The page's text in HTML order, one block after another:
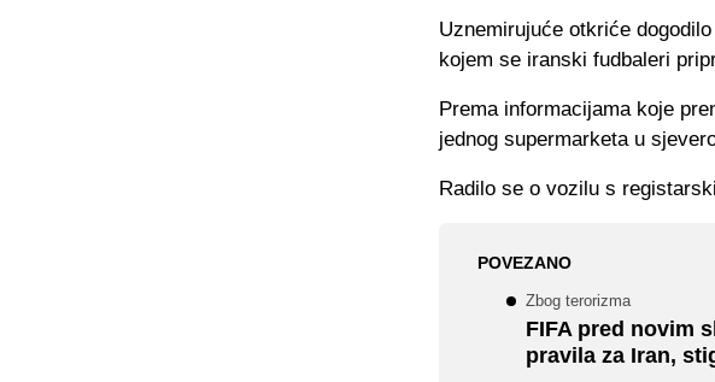
Uznemirujuće otkriće
kojem se iranski fudbaleri
Prema informacijama koje
jednog supermarketa u
Radilo se o vozilu s
POVEZANO
Zbog terorizma
FIFA pred novim
pravila za Iran,